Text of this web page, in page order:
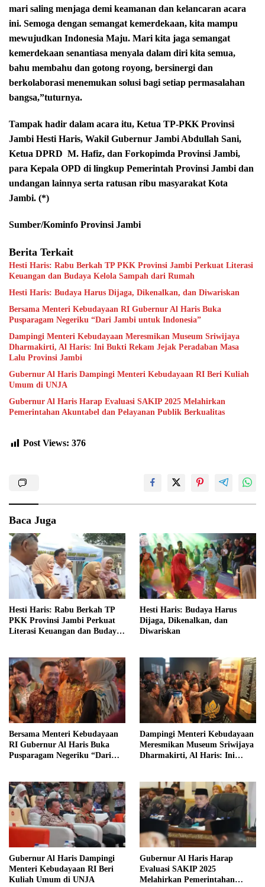
mari saling menjaga demi keamanan dan kelancaran acara
ini. Semoga dengan semangat kemerdekaan, kita mampu
mewujudkan Indonesia Maju. Mari kita jaga semangat
kemerdekaan senantiasa menyala dalam diri kita semua,
bahu membahu dan gotong royong, bersinergi dan
berkolaborasi menemukan solusi bagi setiap permasalahan
bangsa,”tuturnya.
Tampak hadir dalam acara itu, Ketua TP-PKK Provinsi
Jambi Hesti Haris, Wakil Gubernur Jambi Abdullah Sani,
Ketua DPRD M. Hafiz, dan Forkopimda Provinsi Jambi,
para Kepala OPD di lingkup Pemerintah Provinsi Jambi dan
undangan lainnya serta ratusan ribu masyarakat Kota
Jambi. (*)
Sumber/Kominfo Provinsi Jambi
Berita Terkait
Hesti Haris: Rabu Berkah TP PKK Provinsi Jambi Perkuat Literasi
Keuangan dan Budaya Kelola Sampah dari Rumah
Hesti Haris: Budaya Harus Dijaga, Dikenalkan, dan Diwariskan
Bersama Menteri Kebudayaan RI Gubernur Al Haris Buka
Pusparagam Negeriku “Dari Jambi untuk Indonesia”
Dampingi Menteri Kebudayaan Meresmikan Museum Sriwijaya
Dharmakirti, Al Haris: Ini Bukti Rekam Jejak Peradaban Masa
Lalu Provinsi Jambi
Gubernur Al Haris Dampingi Menteri Kebudayaan RI Beri Kuliah
Umum di UNJA
Gubernur Al Haris Harap Evaluasi SAKIP 2025 Melahirkan
Pemerintahan Akuntabel dan Pelayanan Publik Berkualitas
Post Views: 376
Baca Juga
Hesti Haris: Rabu Berkah TP
PKK Provinsi Jambi Perkuat
Literasi Keuangan dan Budaya
Hesti Haris: Budaya Harus
Dijaga, Dikenalkan, dan
Diwariskan
Bersama Menteri Kebudayaan
RI Gubernur Al Haris Buka
Pusparagam Negeriku “Dari
Dampingi Menteri Kebudayaan
Meresmikan Museum Sriwijaya
Dharmakirti, Al Haris: Ini
Gubernur Al Haris Dampingi
Menteri Kebudayaan RI Beri
Kuliah Umum di UNJA
Gubernur Al Haris Harap
Evaluasi SAKIP 2025
Melahirkan Pemerintahan